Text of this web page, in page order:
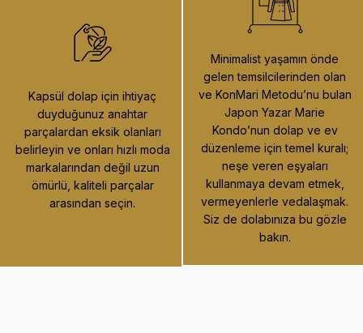
Kapsül dolap için ihtiyaç
duyduğunuz anahtar
parçalardan eksik olanları
belirleyin ve onları hızlı moda
markalarından değil uzun
ömürlü, kaliteli parçalar
arasından seçin.
Minimalist yaşamın önde
gelen temsilcilerinden olan
ve KonMari Metodu’nu bulan
Japon Yazar Marie
Kondo’nun dolap ve ev
düzenleme için temel kuralı;
neşe veren eşyaları
kullanmaya devam etmek,
vermeyenlerle vedalaşmak.
Siz de dolabınıza bu gözle
bakın.